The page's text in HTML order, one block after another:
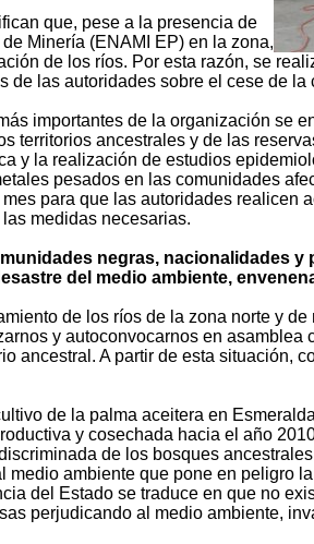
que, pese a la presencia de
Minería (ENAMI EP) en la zona,
de los ríos. Por esta razón, se
de las autoridades sobre el cese de la
importantes de la organización se
territorios ancestrales y de las
y la realización de estudios
pesados en las comunidades
para que las autoridades realicen
medidas necesarias.
negras, nacionalidades
del medio ambiente,
de los ríos de la zona norte y
y autoconvocarnos en asamblea
ancestral. A partir de esta situación,
de la palma aceitera en
y cosechada hacia el año
de los bosques
medio ambiente que pone en peligro
del Estado se traduce en que no
perjudicando al medio ambiente,